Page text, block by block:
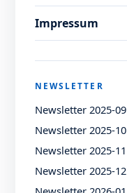
Impressum
NEWSLETTER
Newsletter 2025-09
Newsletter 2025-10
Newsletter 2025-11
Newsletter 2025-12